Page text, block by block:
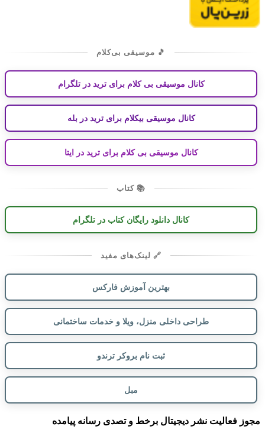
🎵 موسیقی بی‌کلام
کانال موسیقی بی کلام برای ترید در تلگرام
کانال موسیقی بیکلام برای ترید در بله
کانال موسیقی بی کلام برای ترید در ایتا
📚 کتاب
کانال دانلود رایگان کتاب در تلگرام
🔗 لینک‌های مفید
بهترین آموزش فارکس
طراحی داخلی منزل، ویلا و خدمات ساختمانی
ثبت نام بروکر ترندو
مبل
مجوز فعالیت نشر دیجیتال برخط و تصدی رسانه پیامده